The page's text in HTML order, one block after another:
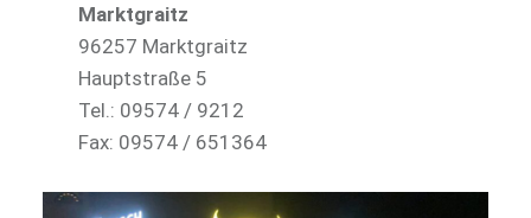
Marktgraitz
96257 Marktgraitz
Hauptstraße 5
Tel.: 09574 / 9212
Fax: 09574 / 651364